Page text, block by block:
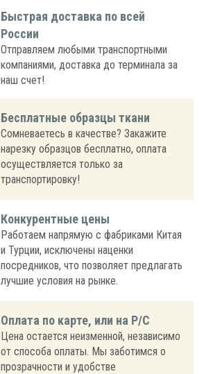
Быстрая доставка по всей
России
Отправляем любыми транспортными
компаниями, доставка до терминала за
наш счет!
Бесплатные образцы ткани
Сомневаетесь в качестве? Закажите
нарезку образцов бесплатно, оплата
осуществляется только за
транспортировку!
Конкурентные цены
Работаем напрямую с фабриками Китая
и Турции, исключены наценки
посредников, что позволяет предлагать
лучшие условия на рынке.
Оплата по карте, или на Р/С
Цена остается неизменной, независимо
от способа оплаты. Мы заботимся о
прозрачности и удобстве